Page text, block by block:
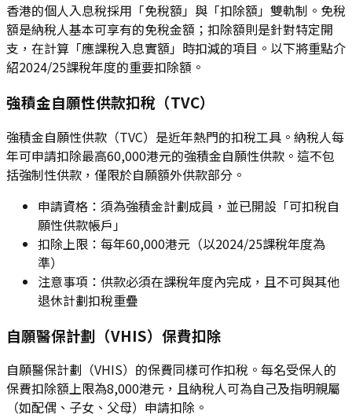
香港的個人入息稅採用「免稅額」與「扣除額」雙軌制。免稅
額是納稅人基本可享有的免稅金額；扣除額則是針對特定開
支，在計算「應課稅入息實額」時扣減的項目。以下將重點介
紹2024/25課稅年度的重要扣除額。
強積金自願性供款扣稅（TVC）
強積金自願性供款（TVC）是近年熱門的扣稅工具。納稅人每
年可申請扣除最高60,000港元的強積金自願性供款。這不包
括強制性供款，僅限於自願額外供款部分。
申請資格：須為強積金計劃成員，並已開設「可扣稅自
願性供款帳戶」
扣除上限：每年60,000港元（以2024/25課稅年度為
準）
注意事項：供款必須在課稅年度內完成，且不可與其他
退休計劃扣稅重疊
自願醫保計劃（VHIS）保費扣除
自願醫保計劃（VHIS）的保費同樣可作扣稅。每名受保人的
保費扣除額上限為8,000港元，且納稅人可為自己及指明親屬
（如配偶、子女、父母）申請扣除。